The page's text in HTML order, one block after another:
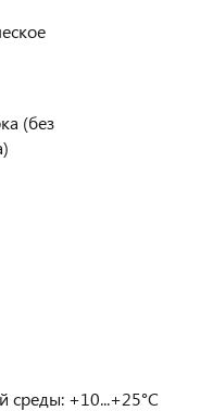
(без
среды: +10...+25°С